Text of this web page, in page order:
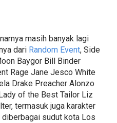
masih banyak lagi
dari Random Event, Side
Baygor Bill Binder
Rage Jane Jesco White
Drake Preacher Alonzo
of the Best Tailor Liz
termasuk juga karakter
sudut kota Los